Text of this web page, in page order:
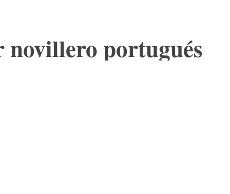
novillero portugués